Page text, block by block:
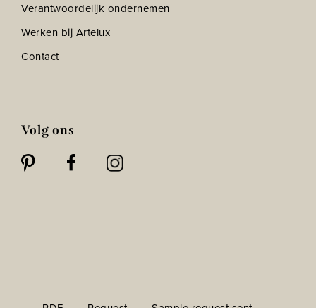
Verantwoordelijk ondernemen
Werken bij Artelux
Contact
Volg ons